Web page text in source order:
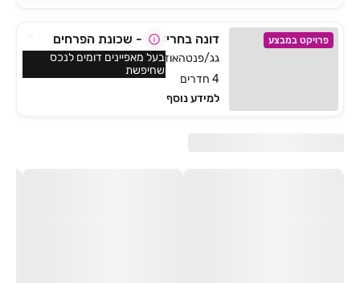
פרויקט במבצע דונה בחריש 2 - שכונת הפרחים
גג/פנטהאוז, הפרחים, חריש
4 חדרים
למידע נוסף
בעל מאפיינים דומים לנכס
שחיפשת